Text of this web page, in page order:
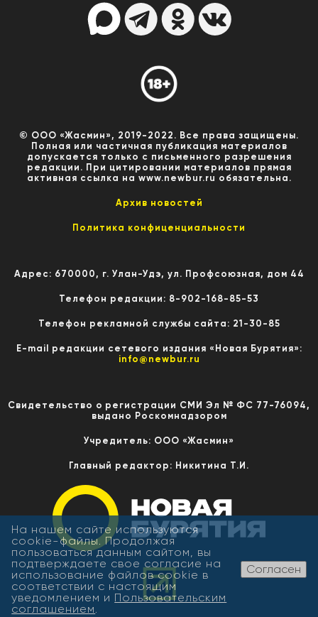
© ООО «Жасмин», 2019-2022. Все права защищены.
Полная или частичная публикация материалов
допускается только с письменного разрешения
редакции. При цитировании материалов прямая
активная ссылка на www.newbur.ru обязательна.
Архив новостей
Политика конфиценциальности
Адрес: 670000, г. Улан-Удэ, ул. Профсоюзная, дом 44
Телефон редакции: 8-902-168-85-53
Телефон рекламной службы сайта: 21-30-85
E-mail редакции сетевого издания «Новая Бурятия»:
info@newbur.ru
Свидетельство о регистрации СМИ Эл № ФС 77-76094,
выдано Роскомнадзором
Учредитель: ООО «Жасмин»
Главный редактор: Никитина Т.И.
На нашем сайте используются
cookie-файлы. Продолжая
пользоваться данным сайтом, вы
подтверждаете свое согласие на
использование файлов cookie в
соответствии с настоящим
уведомлением и Пользовательским
соглашением.
Согласен